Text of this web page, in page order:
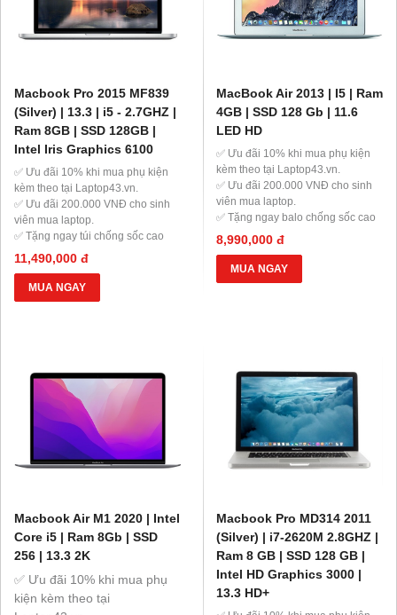
Macbook Pro 2015 MF839
(Silver) | 13.3 | i5 - 2.7GHZ |
Ram 8GB | SSD 128GB |
Intel Iris Graphics 6100
✅ Ưu đãi 10% khi mua phụ kiện
kèm theo tại Laptop43.vn.
✅ Ưu đãi 200.000 VNĐ cho sinh
viên mua laptop.
✅ Tặng ngay túi chống sốc cao
cấp, chuột không dây, tấm lót
chuột logitech.
✅ Tặng 7 Ngày dùng thử - miễn
phí đổi.
11,490,000 đ
MUA NGAY
MacBook Air 2013 | I5 | Ram
4GB | SSD 128 Gb | 11.6
LED HD
✅ Ưu đãi 10% khi mua phụ kiện
kèm theo tại Laptop43.vn.
✅ Ưu đãi 200.000 VNĐ cho sinh
viên mua laptop.
✅ Tặng ngay balo chống sốc cao
cấp, chuột không dây, tấm lót
chuột logitech.
✅ Tặng 7 Ngày dùng thử - miễn
phí đổi.
8,990,000 đ
MUA NGAY
Macbook Air M1 2020 | Intel
Core i5 | Ram 8Gb | SSD
256 | 13.3 2K
✅ Ưu đãi 10% khi mua phụ
kiện kèm theo tại
Macbook Pro MD314 2011
(Silver) | i7-2620M 2.8GHZ |
Ram 8 GB | SSD 128 GB |
Intel HD Graphics 3000 |
13.3 HD+